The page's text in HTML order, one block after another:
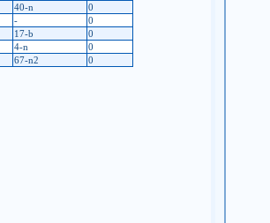
40-n
0
-
0
17-b
0
4-n
0
67-n2
0